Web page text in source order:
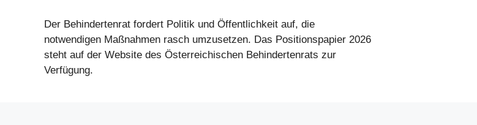
Der Behindertenrat fordert Politik und Öffentlichkeit auf, die
notwendigen Maßnahmen rasch umzusetzen. Das Positionspapier 2026
steht auf der Website des Österreichischen Behindertenrats zur
Verfügung.